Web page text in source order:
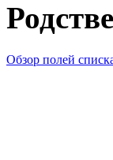
Обзор полей